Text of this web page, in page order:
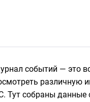
событий — это
различную
Тут собраны данные